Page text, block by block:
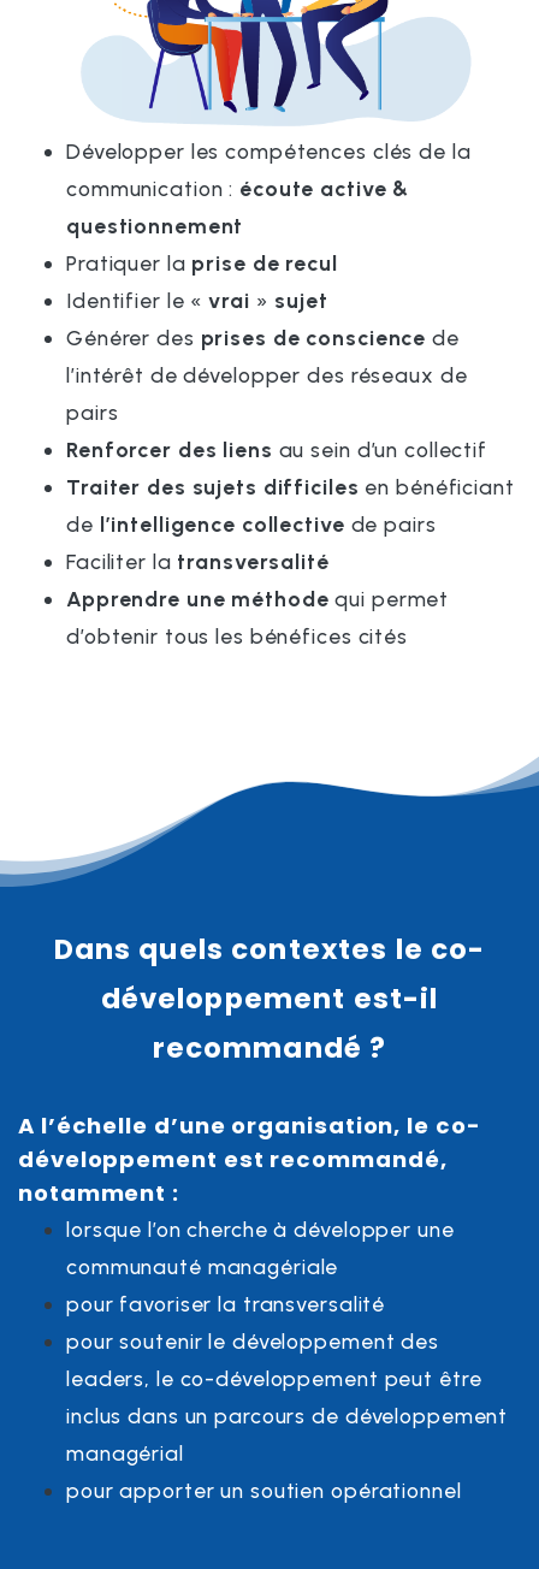
Développer les compétences clés de la
communication : écoute active &
questionnement
Pratiquer la prise de recul
Identifier le «vrai » sujet
Générer des prises de conscience de
l’intérêt de développer des réseaux de
pairs
Renforcer des liens au sein d’un collectif
Traiter des sujets difficiles en bénéficiant
de l’intelligence collective de pairs
Faciliter la transversalité
Apprendre une méthode qui permet
d’obtenir tous les bénéfices cités
Dans quels contextes le co-
développement est-il
recommandé ?
A l’échelle d’une organisation, le co-
développement est recommandé,
notamment :
lorsque l’on cherche à développer une
communauté managériale
pour favoriser la transversalité
pour soutenir le développement des
leaders, le co-développement peut être
inclus dans un parcours de développement
managérial
pour apporter un soutien opérationnel